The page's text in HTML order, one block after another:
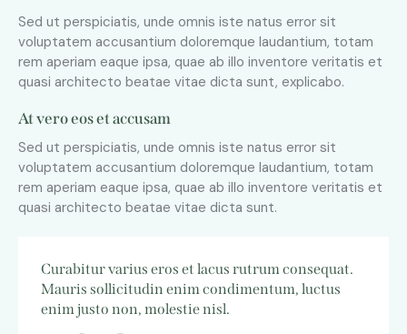
Sed ut perspiciatis, unde omnis iste natus error sit
voluptatem accusantium doloremque laudantium, totam
rem aperiam eaque ipsa, quae ab illo inventore veritatis et
quasi architecto beatae vitae dicta sunt, explicabo.
At vero eos et accusam
Sed ut perspiciatis, unde omnis iste natus error sit
voluptatem accusantium doloremque laudantium, totam
rem aperiam eaque ipsa, quae ab illo inventore veritatis et
quasi architecto beatae vitae dicta sunt.
Curabitur varius eros et lacus rutrum consequat.
Mauris sollicitudin enim condimentum, luctus
enim justo non, molestie nisl.